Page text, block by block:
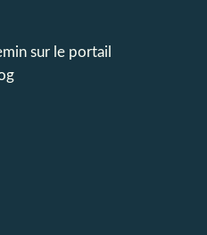
sur le portail